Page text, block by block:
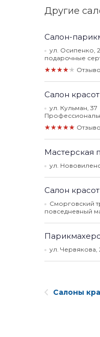
Другие
Салон-
ул. Осипенко, 2
подарочные
★★★★★
Салон
ул. Кульман, 37
★★★★★
Мастерская
ул.
Салон
Сморговский
повседневный
ул. Червякова,
Салоны